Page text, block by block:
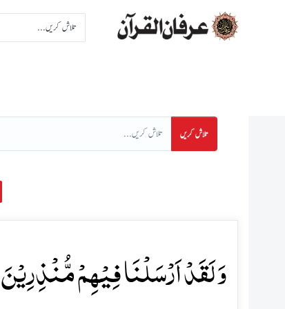
تلاش کریں
وَ لَقَدۡ اَرۡسَلۡنَا فِیۡہِمۡ مُّنۡذِرِیۡنَ